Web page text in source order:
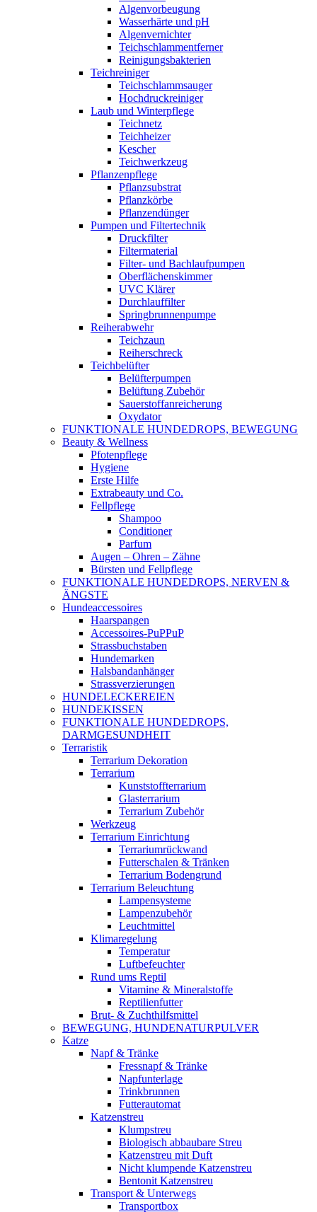
Algenvorbeugung
Wasserhärte und pH
Algenvernichter
Teichschlammentferner
Reinigungsbakterien
Teichreiniger
Teichschlammsauger
Hochdruckreiniger
Laub und Winterpflege
Teichnetz
Teichheizer
Kescher
Teichwerkzeug
Pflanzenpflege
Pflanzsubstrat
Pflanzkörbe
Pflanzendünger
Pumpen und Filtertechnik
Druckfilter
Filtermaterial
Filter- und Bachlaufpumpen
Oberflächenskimmer
UVC Klärer
Durchlauffilter
Springbrunnenpumpe
Reiherabwehr
Teichzaun
Reiherschreck
Teichbelüfter
Belüfterpumpen
Belüftung Zubehör
Sauerstoffanreicherung
Oxydator
FUNKTIONALE HUNDEDROPS, BEWEGUNG
Beauty & Wellness
Pfotenpflege
Hygiene
Erste Hilfe
Extrabeauty und Co.
Fellpflege
Shampoo
Conditioner
Parfum
Augen – Ohren – Zähne
Bürsten und Fellpflege
FUNKTIONALE HUNDEDROPS, NERVEN &
ÄNGSTE
Hundeaccessoires
Haarspangen
Accessoires-PuPPuP
Strassbuchstaben
Hundemarken
Halsbandanhänger
Strassverzierungen
HUNDELECKEREIEN
HUNDEKISSEN
FUNKTIONALE HUNDEDROPS,
DARMGESUNDHEIT
Terraristik
Terrarium Dekoration
Terrarium
Kunststoffterrarium
Glasterrarium
Terrarium Zubehör
Werkzeug
Terrarium Einrichtung
Terrariumrückwand
Futterschalen & Tränken
Terrarium Bodengrund
Terrarium Beleuchtung
Lampensysteme
Lampenzubehör
Leuchtmittel
Klimaregelung
Temperatur
Luftbefeuchter
Rund ums Reptil
Vitamine & Mineralstoffe
Reptilienfutter
Brut- & Zuchthilfsmittel
BEWEGUNG, HUNDENATURPULVER
Katze
Napf & Tränke
Fressnapf & Tränke
Napfunterlage
Trinkbrunnen
Futterautomat
Katzenstreu
Klumpstreu
Biologisch abbaubare Streu
Katzenstreu mit Duft
Nicht klumpende Katzenstreu
Bentonit Katzenstreu
Transport & Unterwegs
Transportbox